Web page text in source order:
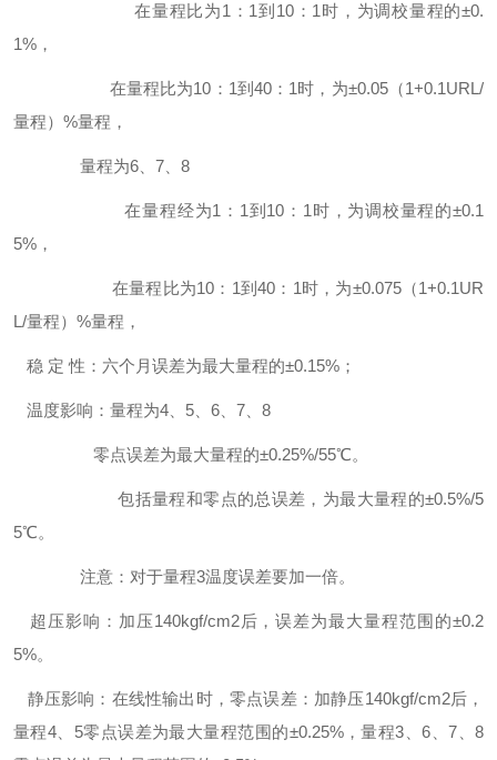
在量程比为1：1到10：1时，为调校量程的±0.
1%，
在量程比为10：1到40：1时，为±0.05（1+0.1URL/
量程）%量程，
量程为6、7、8
在量程经为1：1到10：1时，为调校量程的±0.1
5%，
在量程比为10：1到40：1时，为±0.075（1+0.1UR
L/量程）%量程，
稳 定 性：六个月误差为最大量程的±0.15%；
温度影响：量程为4、5、6、7、8
零点误差为最大量程的±0.25%/55℃。
包括量程和零点的总误差，为最大量程的±0.5%/5
5℃。
注意：对于量程3温度误差要加一倍。
超压影响：加压140kgf/cm2后，误差为最大量程范围的±0.2
5%。
静压影响：在线性输出时，零点误差：加静压140kgf/cm2后，
量程4、5零点误差为最大量程范围的±0.25%，量程3、6、7、8